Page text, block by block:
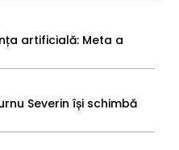
artificială: Meta a
Severin își schimbă